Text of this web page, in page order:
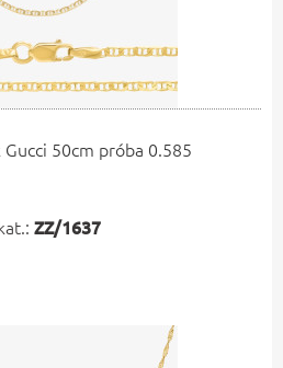
Gucci 50cm próba 0.585
ZZ/1637